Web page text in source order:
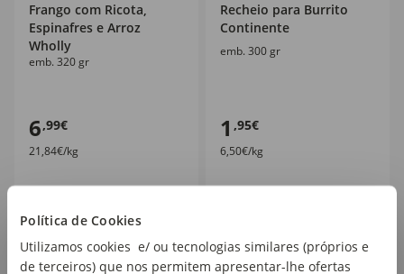
Política de Cookies
Utilizamos cookies e/ ou tecnologias similares (próprios e
de terceiros) que nos permitem apresentar-lhe ofertas
Frango com Ricota,
Espinafres e Arroz
Wholly
emb. 320 gr
6,99€
21,84€/kg
Recheio para Burrito
Continente
emb. 300 gr
1 ,95€
6,50€/kg